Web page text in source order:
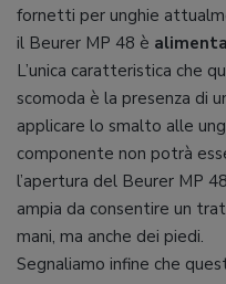
fornetti per unghie
il Beurer MP 48 è
L’unica caratteristica che
scomoda è la presenza di
applicare lo smalto alle
componente non potrà
l’apertura del Beurer MP
ampia da consentire un
mani, ma anche dei piedi.
Segnaliamo infine che